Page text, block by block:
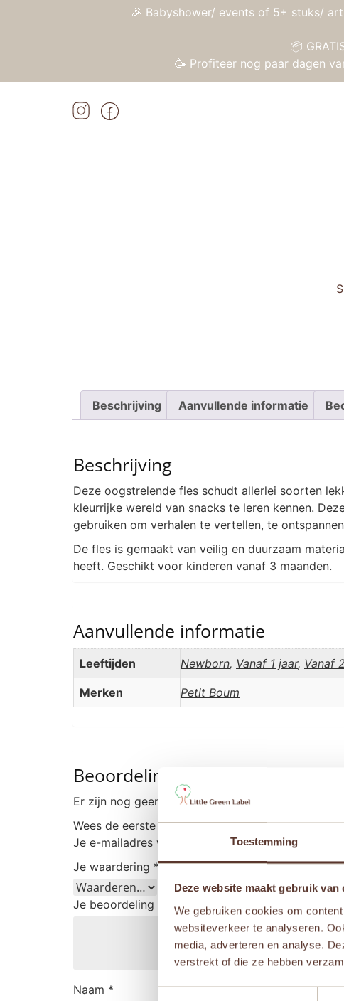
Toestemming
Deze website maakt gebruik van
We gebruiken cookies om
websiteverkeer te analyseren.
media, adverteren en analyse.
verstrekt of die ze hebben
🎉 Babyshower/ events of 5+ stuks/
📦
🥳 Profiteer nog paar dagen
Beschrijving Aanvullende informatie
Beschrijving
Deze oogstrelende fles schudt allerlei soorten
kleurrijke wereld van snacks te leren kennen.
gebruiken om verhalen te vertellen, te
De fles is gemaakt van veilig en duurzaam
heeft. Geschikt voor kinderen vanaf 3 maanden.
Aanvullende informatie
Leeftijden Newborn, Vanaf 1 jaar, Vanaf
Merken Petit Boum
Beoordelingen
Er zijn nog geen beoordelingen.
Wees de eerste om “Petit Boum – Sensorische
Je e-mailadres wordt niet gepubliceerd. Vereiste
Je waardering *
Je beoordeling
Naam *